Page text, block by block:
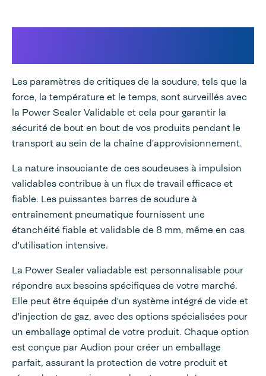
Les paramètres de critiques de la soudure, tels que la
force, la température et le temps, sont surveillés avec
la Power Sealer Validable et cela pour garantir la
sécurité de bout en bout de vos produits pendant le
transport au sein de la chaîne d'approvisionnement.
La nature insouciante de ces soudeuses à impulsion
validables contribue à un flux de travail efficace et
fiable. Les puissantes barres de soudure à
entraînement pneumatique fournissent une
étanchéité fiable et validable de 8 mm, même en cas
d'utilisation intensive.
La Power Sealer valiadable est personnalisable pour
répondre aux besoins spécifiques de votre marché.
Elle peut être équipée d'un système intégré de vide et
d'injection de gaz, avec des options spécialisées pour
un emballage optimal de votre produit. Chaque option
est conçue par Audion pour créer un emballage
parfait, assurant la protection de votre produit et